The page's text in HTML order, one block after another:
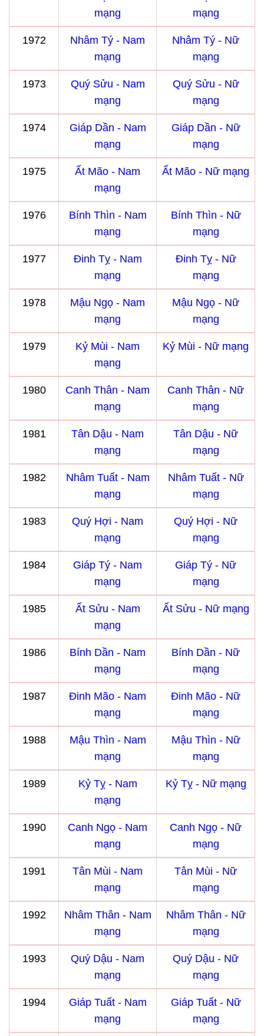
mạng
mạng
1972
Nhâm Tý - Nam
mạng
Nhâm Tý - Nữ
mạng
1973
Quý Sửu - Nam
mạng
Quý Sửu - Nữ
mạng
1974
Giáp Dần - Nam
mạng
Giáp Dần - Nữ
mạng
1975
Ất Mão - Nam
mạng
Ất Mão - Nữ mạng
1976
Bính Thìn - Nam
mạng
Bính Thìn - Nữ
mạng
1977
Đinh Tỵ - Nam
mạng
Đinh Tỵ - Nữ
mạng
1978
Mậu Ngọ - Nam
mạng
Mậu Ngọ - Nữ
mạng
1979
Kỷ Mùi - Nam
mạng
Kỷ Mùi - Nữ mạng
1980
Canh Thân - Nam
mạng
Canh Thân - Nữ
mạng
1981
Tân Dậu - Nam
mạng
Tân Dậu - Nữ
mạng
1982
Nhâm Tuất - Nam
mạng
Nhâm Tuất - Nữ
mạng
1983
Quý Hợi - Nam
mạng
Quý Hợi - Nữ
mạng
1984
Giáp Tý - Nam
mạng
Giáp Tý - Nữ
mạng
1985
Ất Sửu - Nam
mạng
Ất Sửu - Nữ mạng
1986
Bính Dần - Nam
mạng
Bính Dần - Nữ
mạng
1987
Đinh Mão - Nam
mạng
Đinh Mão - Nữ
mạng
1988
Mậu Thìn - Nam
mạng
Mậu Thìn - Nữ
mạng
1989
Kỷ Tỵ - Nam
mạng
Kỷ Tỵ - Nữ mạng
1990
Canh Ngọ - Nam
mạng
Canh Ngọ - Nữ
mạng
1991
Tân Mùi - Nam
mạng
Tân Mùi - Nữ
mạng
1992
Nhâm Thân - Nam
mạng
Nhâm Thân - Nữ
mạng
1993
Quý Dậu - Nam
mạng
Quý Dậu - Nữ
mạng
1994
Giáp Tuất - Nam
mạng
Giáp Tuất - Nữ
mạng